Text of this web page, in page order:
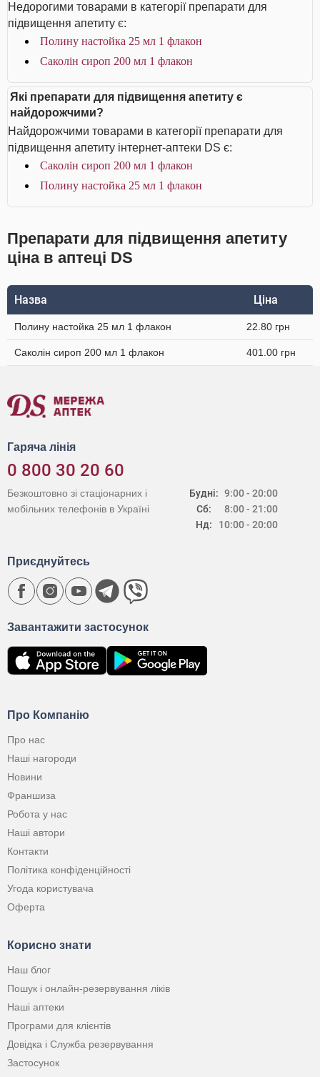
Недорогими товарами в категорії препарати для
підвищення апетиту є:
Полину настойка 25 мл 1 флакон
Саколін сироп 200 мл 1 флакон
Які препарати для підвищення апетиту є
найдорожчими?
Найдорожчими товарами в категорії препарати для
підвищення апетиту інтернет-аптеки DS є:
Саколін сироп 200 мл 1 флакон
Полину настойка 25 мл 1 флакон
Препарати для підвищення апетиту
ціна в аптеці DS
Назва Ціна
Полину настойка 25 мл 1 флакон 22.80 грн
Саколін сироп 200 мл 1 флакон 401.00 грн
Гаряча лінія
0 800 30 20 60
Будні:
Сб:
Нд:
9:00 - 20:00
8:00 - 21:00
10:00 - 20:00
Безкоштовно зі стаціонарних і
мобільних телефонів в Україні
Про Компанію
Про нас
Наші нагороди
Новини
Франшиза
Робота у нас
Наші автори
Контакти
Політика конфіденційності
Угода користувача
Оферта
Корисно знати
Наш блог
Пошук і онлайн-резервування ліків
Наші аптеки
Програми для клієнтів
Довідка і Служба резервування
Застосунок
Завантажити застосунок
Приєднуйтесь